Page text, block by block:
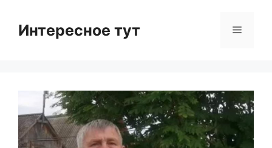
contentИнтересное тут Menu